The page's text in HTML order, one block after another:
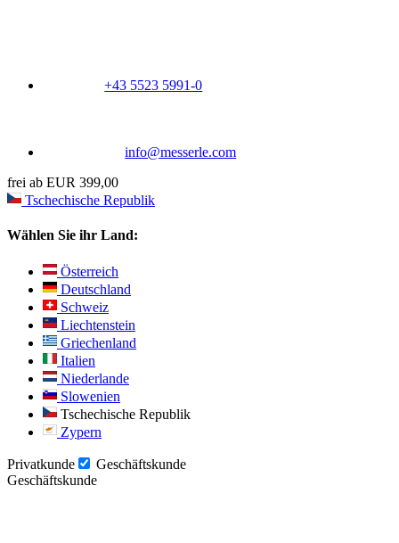
+43 5523 5991-0
info@messerle.com
frei ab EUR 399,00
Tschechische Republik
Wählen Sie ihr Land:
Österreich
Deutschland
Schweiz
Liechtenstein
Griechenland
Italien
Niederlande
Slowenien
Tschechische Republik
Zypern
Privatkunde
Geschäftskunde
Geschäftskunde